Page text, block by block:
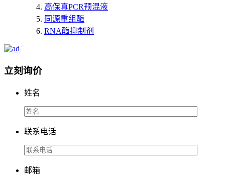
高保真PCR预混液
同源重组酶
RNA酶抑制剂
立刻询价
姓名
联系电话
邮箱